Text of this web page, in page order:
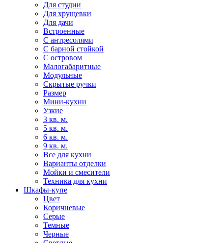
Для студии
Для хрущевки
Для дачи
Встроенные
С антресолями
С барной стойкой
С островом
Малогабаритные
Модульные
Скрытые ручки
Размер
Мини-кухни
Узкие
3 кв. м.
5 кв. м.
6 кв. м.
9 кв. м.
Все для кухни
Варианты отделки
Мойки и смесители
Техника для кухни
Шкафы-купе
Цвет
Коричневые
Серые
Темные
Черные